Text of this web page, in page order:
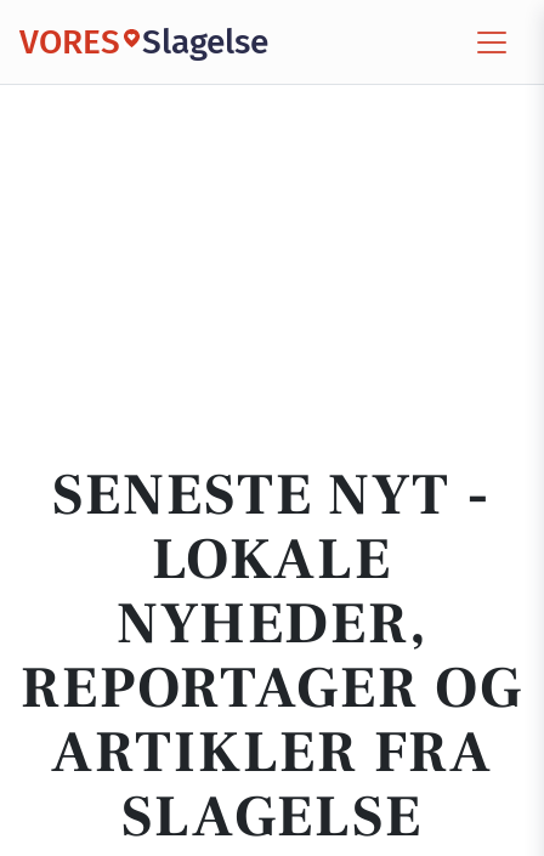
VORES Slagelse
SENESTE NYT -
LOKALE
NYHEDER,
REPORTAGER OG
ARTIKLER FRA
SLAGELSE